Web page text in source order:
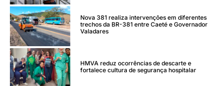
Nova 381 realiza intervenções em diferentes
trechos da BR-381 entre Caeté e Governador
Valadares
HMVA reduz ocorrências de descarte e
fortalece cultura de segurança hospitalar